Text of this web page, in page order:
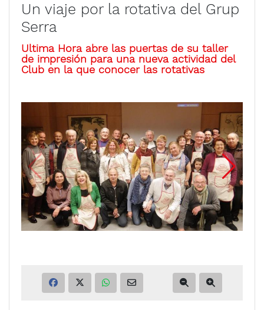
Un viaje por la rotativa del Grup
Serra
Ultima Hora abre las puertas de su taller
de impresión para una nueva actividad del
Club en la que conocer las rotativas